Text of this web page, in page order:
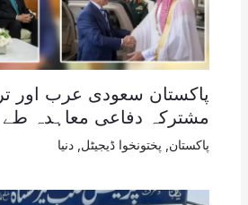
پاکستان سعودی عرب اور
مشترکہ دفاعی معاہدہ طے
پاکستان پختونخوا ڈیجیٹل دنیا